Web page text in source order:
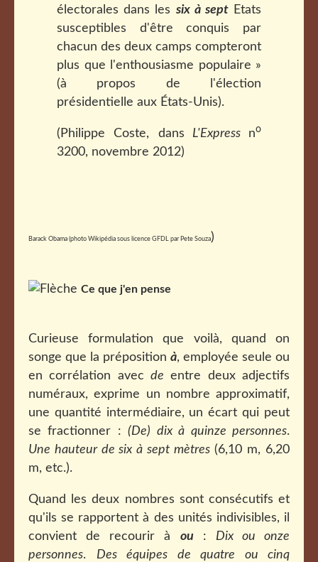
électorales dans les six à septEtats
susceptibles d'être conquis par
chacun des deux camps compteront
plus que l'enthousiasme populaire »
(à propos de l'élection
présidentielle aux États-Unis).
(Philippe Coste, dans L'Express no
3200, novembre 2012)
Barack Obama (photo Wikipédia sous licence GFDL par Pete Souza)
Ce que j'en pense
Curieuse formulation que voilà, quand on
songe que la préposition à, employée seule ou
en corrélation avec de entre deux adjectifs
numéraux, exprime un nombre approximatif,
une quantité intermédiaire, un écart qui peut
se fractionner :(De) dix à quinze personnes.
Une hauteur de six à sept mètres(6,10 m, 6,20
m, etc.).
Quand les deux nombres sont consécutifs et
qu'ils se rapportent à des unités indivisibles, il
convient de recourir à ou : Dix ou onze
personnes. Des équipes de quatre ou cinq